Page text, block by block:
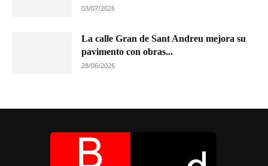
03/07/2026
La calle Gran de Sant Andreu mejora su
pavimento con obras...
28/06/2026